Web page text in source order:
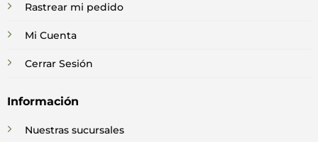
Rastrear mi pedido
Mi Cuenta
Cerrar Sesión
Información
Nuestras sucursales